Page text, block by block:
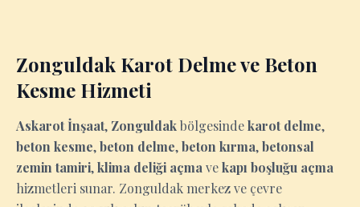
Zonguldak Karot Delme ve Beton
Kesme Hizmeti
Askarot İnşaat, Zonguldakbölgesindekarot delme,
beton kesme,beton delme,beton kırma,betonsal
zemin tamiri,klima deliği açma vekapı boşluğu açma
hizmetleri sunar. Zonguldak merkez ve çevre